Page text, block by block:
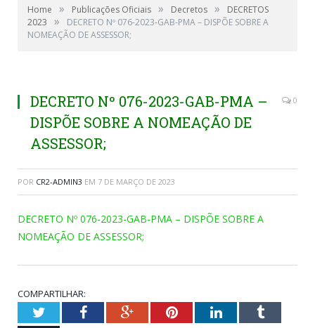
Home » Publicações Oficiais » Decretos »
DECRETOS
2023
»
DECRETO Nº 076-2023-GAB-PMA – DISPÕE SOBRE A
NOMEAÇÃO DE ASSESSOR;
DECRETO Nº 076-2023-GAB-PMA –
DISPÕE SOBRE A NOMEAÇÃO DE
ASSESSOR;
0
POR CR2-ADMIN3 EM 7 DE MARÇO DE 2023
DECRETO Nº 076-2023-GAB-PMA – DISPÕE SOBRE A
NOMEAÇÃO DE ASSESSOR;
COMPARTILHAR:
TwitterFacebookGoogle+PinterestLinkedInTumblr